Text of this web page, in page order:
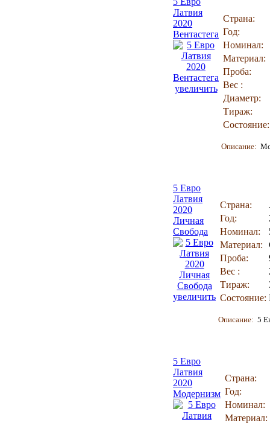
Латвия
2020
Вентастега
увеличить
Страна:
Год:
Номинал:
Материал:
Проба:
Вес :
Диаметр:
Тираж:
Состояние:
Описание:
5 Евро
Латвия
2020
Личная
Свобода
увеличить
Страна:
Год:
Номинал:
Материал:
Проба:
Вес :
Тираж:
Состояние:
Описание: 5
5 Евро
Латвия
2020
Модернизм
Страна:
Год:
Номинал:
Материал: